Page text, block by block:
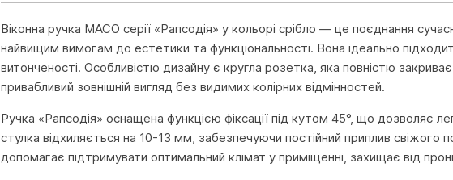
Віконна ручка MACO серії «Рапсодія» у кольорі срібло — це поєднання
найвищим вимогам до естетики та функціональності. Вона ідеально
витонченості. Особливістю дизайну є кругла розетка, яка повністю
привабливий зовнішній вигляд без видимих колірних відмінностей.
Ручка «Рапсодія» оснащена функцією фіксації під кутом 45°, що дозволяє
стулка відхиляється на 10-13 мм, забезпечуючи постійний приплив свіжого
допомагає підтримувати оптимальний клімат у приміщенні, захищає від